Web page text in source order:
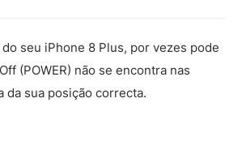
seu iPhone 8 Plus, por vezes pode
(POWER) não se encontra nas
da sua posição correcta.